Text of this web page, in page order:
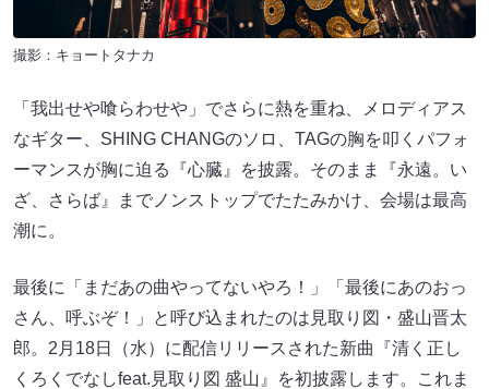
撮影：キョートタナカ
「我出せや喰らわせや」でさらに熱を重ね、メロディアス
なギター、SHING CHANGのソロ、TAGの胸を叩くパフォ
ーマンスが胸に迫る『心臓』を披露。そのまま『永遠。い
ざ、さらば』までノンストップでたたみかけ、会場は最高
潮に。
最後に「まだあの曲やってないやろ！」「最後にあのおっ
さん、呼ぶぞ！」と呼び込まれたのは見取り図・盛山晋太
郎。2月18日（水）に配信リリースされた新曲『清く正し
くろくでなしfeat.見取り図 盛山』を初披露します。これま